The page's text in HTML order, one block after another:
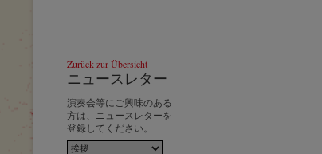
Zurück zur Übersicht
ニュースレター
演奏会等にご興味のある
方は、ニュースレターを
登録してください。